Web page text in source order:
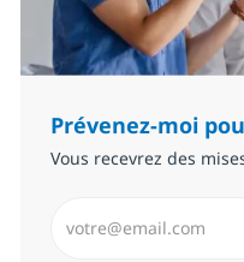
Prévenez-moi
Vous recevrez des